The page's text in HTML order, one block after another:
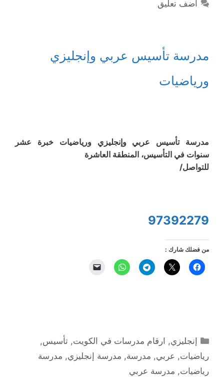
أضف تعليق
مدرسة تأسيس عربي وإنجليزي
ورياضيات
مدرسة تأسيس عربي وإنجليزي ورياضيات خبرة عشر
سنوات في التأسيس، المنطقة العاشرة
للتواصل/
97392279
من فضلك شارك :
التصنيفات
إنجليزي, ارقام مدرسات في الكويت,تأسيس,
رياضيات, عربي, مدرسة, مدرسة إنجليزي, مدرسة
رياضيات, مدرسة عربي